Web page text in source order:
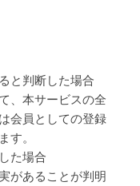
と判断した場合
、本サービスの全
会員としての登録
す。
た場合
があることが判明